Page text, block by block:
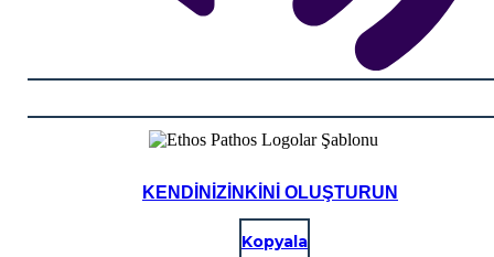
KENDINIZINKINI OLUŞTURUN
Kopyala